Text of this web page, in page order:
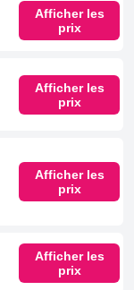
Afficher les
prix
Afficher les
prix
Afficher les
prix
Afficher les
prix